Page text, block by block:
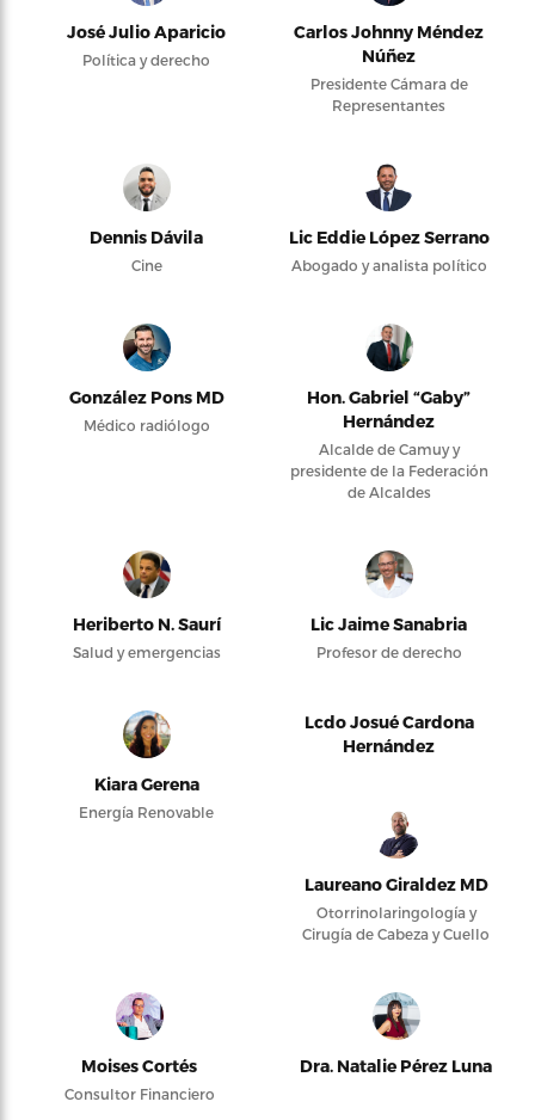
José Julio Aparicio
Política y derecho
Carlos Johnny Méndez
Núñez
Presidente Cámara de
Representantes
Dennis Dávila
Cine
Lic Eddie López Serrano
Abogado y analista político
González Pons MD
Médico radiólogo
Hon. Gabriel “Gaby”
Hernández
Alcalde de Camuy y
presidente de la Federación
de Alcaldes
Heriberto N. Saurí
Salud y emergencias
Lic Jaime Sanabria
Profesor de derecho
Kiara Gerena
Energía Renovable
Lcdo Josué Cardona
Hernández
Laureano Giraldez MD
Otorrinolaringología y
Cirugía de Cabeza y Cuello
Moises Cortés
Consultor Financiero
Dra. Natalie Pérez Luna